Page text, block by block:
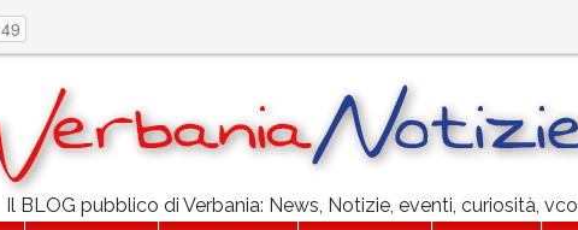
49
Il BLOG pubblico di Verbania: News, Notizie, eventi, curiosità, vco